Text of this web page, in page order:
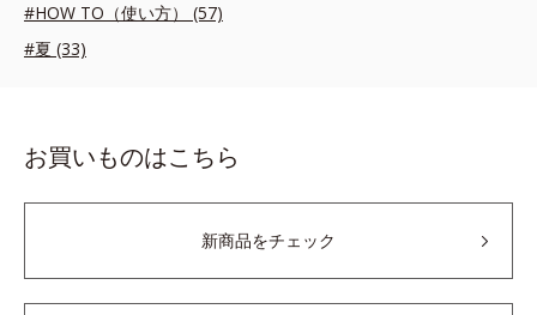
#HOW TO（使い方） (57)
#夏 (33)
お買いものはこちら
新商品をチェック